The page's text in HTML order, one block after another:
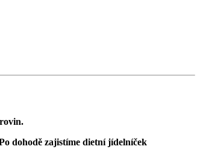
dohodě zajistíme dietní jídelníček